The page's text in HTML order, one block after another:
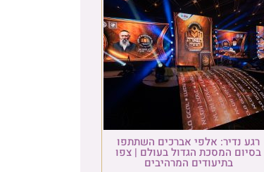
רגע נדיר: אלפי אברכים השתתפו
בסיום המסכת הגדול בעולם | צפו
בתיעודים המרהיבים